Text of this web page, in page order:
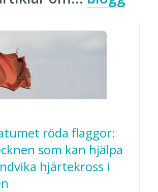
röda flaggor:
som kan hjälpa
hjärtekross i